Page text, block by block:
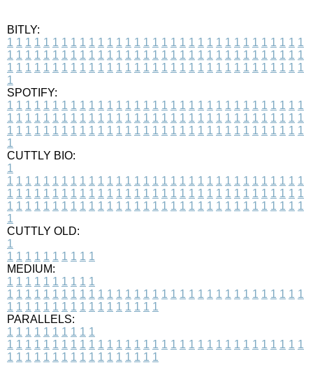
BITLY:
1 1 1 1 1 1 1 1 1 1 1 1 1 1 1 1 1 1 1 1 1 1 1 1 1 1 1 1 1 1 1 1 1
1 1 1 1 1 1 1 1 1 1 1 1 1 1 1 1 1 1 1 1 1 1 1 1 1 1 1 1 1 1 1 1 1
1 1 1 1 1 1 1 1 1 1 1 1 1 1 1 1 1 1 1 1 1 1 1 1 1 1 1 1 1 1 1 1 1
1
SPOTIFY:
1 1 1 1 1 1 1 1 1 1 1 1 1 1 1 1 1 1 1 1 1 1 1 1 1 1 1 1 1 1 1 1 1
1 1 1 1 1 1 1 1 1 1 1 1 1 1 1 1 1 1 1 1 1 1 1 1 1 1 1 1 1 1 1 1 1
1 1 1 1 1 1 1 1 1 1 1 1 1 1 1 1 1 1 1 1 1 1 1 1 1 1 1 1 1 1 1 1 1
1
CUTTLY BIO:
1
1 1 1 1 1 1 1 1 1 1 1 1 1 1 1 1 1 1 1 1 1 1 1 1 1 1 1 1 1 1 1 1 1
1 1 1 1 1 1 1 1 1 1 1 1 1 1 1 1 1 1 1 1 1 1 1 1 1 1 1 1 1 1 1 1 1
1 1 1 1 1 1 1 1 1 1 1 1 1 1 1 1 1 1 1 1 1 1 1 1 1 1 1 1 1 1 1 1 1
1
CUTTLY OLD:
1
1 1 1 1 1 1 1 1 1 1
MEDIUM:
1 1 1 1 1 1 1 1 1 1
1 1 1 1 1 1 1 1 1 1 1 1 1 1 1 1 1 1 1 1 1 1 1 1 1 1 1 1 1 1 1 1 1
1 1 1 1 1 1 1 1 1 1 1 1 1 1 1 1 1
PARALLELS:
1 1 1 1 1 1 1 1 1 1
1 1 1 1 1 1 1 1 1 1 1 1 1 1 1 1 1 1 1 1 1 1 1 1 1 1 1 1 1 1 1 1 1
1 1 1 1 1 1 1 1 1 1 1 1 1 1 1 1 1